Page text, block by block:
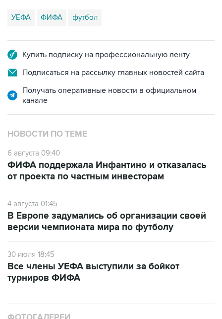
УЕФА ФИФА футбол
Купить подписку на профессиональную ленту
Подписаться на рассылку главных новостей сайта
Получать оперативные новости в официальном
канале
НОВОСТИ ПО ТЕМЕ
6 августа 09:40
ФИФА поддержала Инфантино и отказалась
от проекта по частным инвесторам
4 августа 01:45
В Европе задумались об организации своей
версии чемпионата мира по футболу
30 июля 18:45
Все члены УЕФА выступили за бойкот
турниров ФИФА